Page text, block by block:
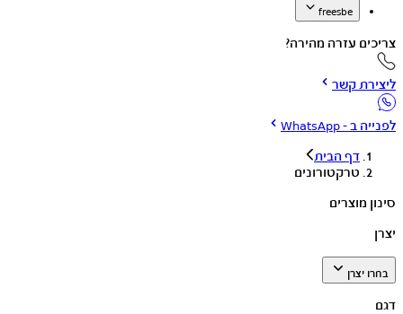
freesbe
צריכים עזרה מהירה?
ליצירת קשר
לפנייה ב - WhatsApp
דף הבית
טרקטורונים
סינון מוצרים
יצרן
בחרו יצרן
דגם